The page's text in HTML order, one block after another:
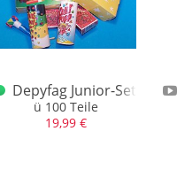
Depyfag Junior-Set
ü 100 Teile
19,99 €